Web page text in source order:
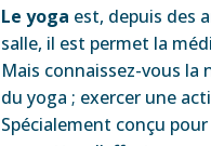
Le yoga est, depuis des
salle, il est permet la
Mais connaissez-vous la
du yoga ; exercer une
Spécialement conçu